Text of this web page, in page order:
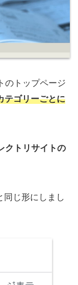
のトップページ
テゴリーごとに
クトリサイトの
同じ形にしまし